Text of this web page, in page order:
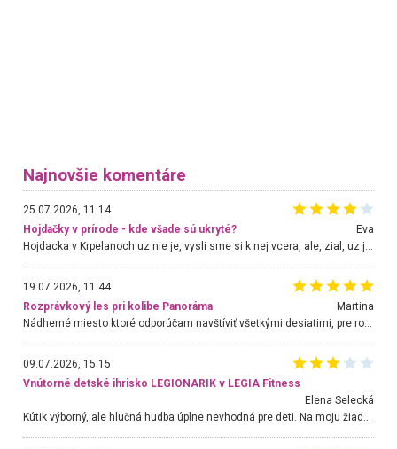
Najnovšie komentáre
25.07.2026, 11:14
Hojdačky v prírode - kde všade sú ukryté?
Eva
Hojdacka v Krpelanoch uz nie je, vysli sme si k nej vcera, ale, zial, uz je znicena. Ak sem planujete cestu len kvoli hojdacke, mozete si ju usetrit. Krasny vyhlad je tu vsak aj bez hojdacky :-)
19.07.2026, 11:44
Rozprávkový les pri kolibe Panoráma
Martina
Nádherné miesto ktoré odporúčam navštíviť všetkými desiatimi, pre rodiny s deťmi, dôchodcom... Proste a jednoducho ozaj rozprávkový les.. určite ešte prídeme. Odniesli sme si na pamiatku krásne tričká,
09.07.2026, 15:15
Vnútorné detské ihrisko LEGIONARIK v LEGIA Fitness
Elena Selecká